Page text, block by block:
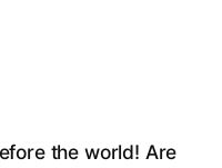
the world! Are